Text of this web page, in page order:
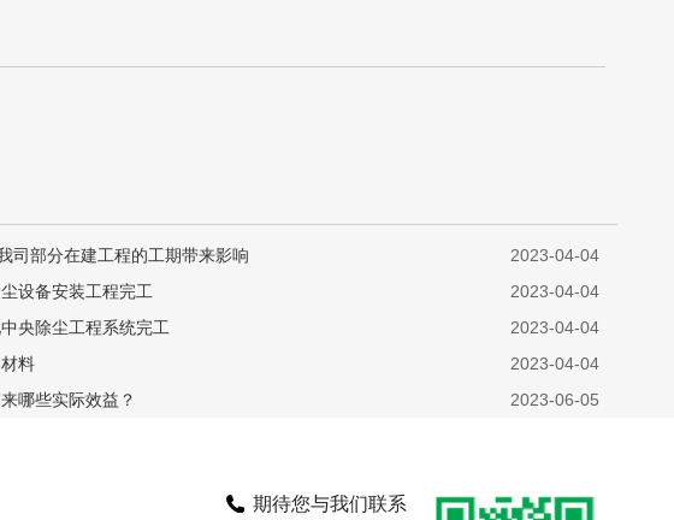
司部分在建工程的工期带来影响
2023-04-04
设备安装工程完工
2023-04-04
央除尘工程系统完工
2023-04-04
料
2023-04-04
哪些实际效益？ 2023-06-05
期待您与我们联系